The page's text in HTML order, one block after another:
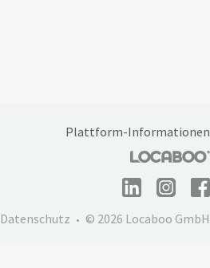
Plattform-Informationen
Datenschutz © 2026 Locaboo GmbH